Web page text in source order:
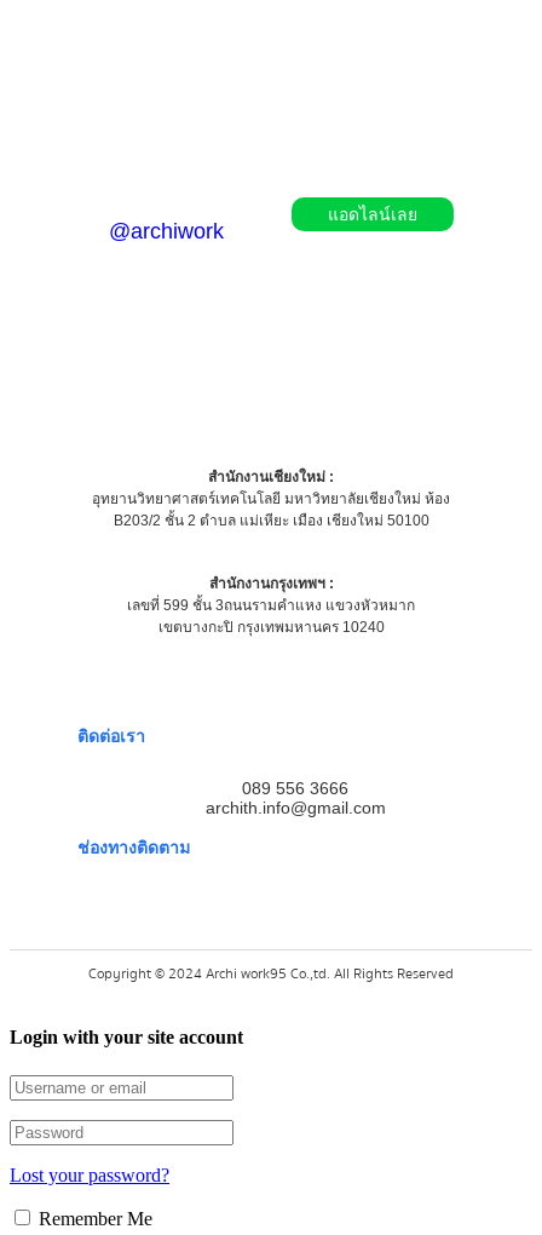
@archiwork
แอดไลน์เลย
สำนักงานเชียงใหม่ :
อุทยานวิทยาศาสตร์เทคโนโลยี มหาวิทยาลัยเชียงใหม่ ห้อง
B203/2 ชั้น 2 ตำบล แม่เหียะ เมือง เชียงใหม่ 50100
สำนักงานกรุงเทพฯ :
เลขที่ 599 ชั้น 3ถนนรามคำแหง แขวงหัวหมาก
เขตบางกะปิ กรุงเทพมหานคร 10240
ติดต่อเรา
089 556 3666
archith.info@gmail.com
ช่องทางติดตาม
Copyright © 2024 Archi work95 Co.,td. All Rights Reserved
Login with your site account
Lost your password?
Remember Me